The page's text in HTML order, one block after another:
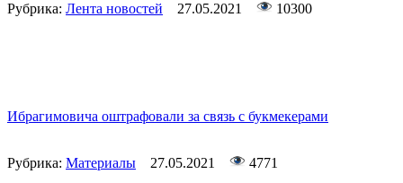
Рубрика: Лента новостей 27.05.2021 10300
Ибрагимовича оштрафовали за связь с букмекерами
Рубрика: Материалы 27.05.2021 4771